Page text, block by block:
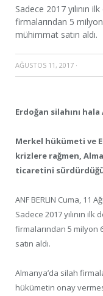
Sadece 2017 yılının
firmalarından 5
mühimmat satın aldı.
AĞUSTOS 11, 2017 ·
Erdoğan silahını
Merkel hükümeti ve
krizlere rağmen,
ticaretini
ANF BERLIN Cuma, 11
Sadece 2017 yılının
firmalarından 5 milyon
satın aldı.
Almanya’da silah
hükümetin onay